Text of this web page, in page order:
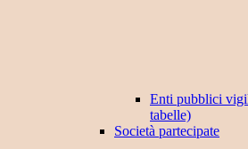
Enti pubblici
tabelle)
Società partecipate